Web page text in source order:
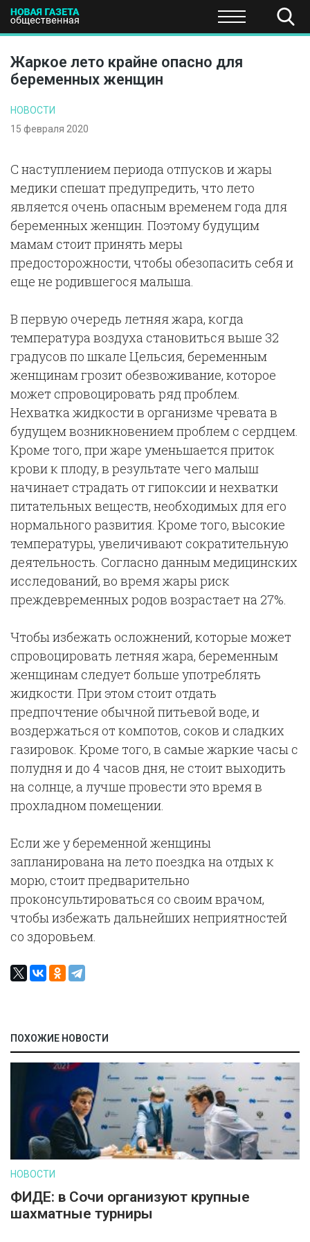
ПОЛИТИКА ЭКОНОМИКА НАУКА И
Жаркое лето крайне опасно для
беременных женщин
НОВОСТИ
15 февраля 2020
С наступлением периода отпусков и жары
медики спешат предупредить, что лето
является очень опасным временем года для
беременных женщин. Поэтому будущим
мамам стоит принять меры
предосторожности, чтобы обезопасить себя и
еще не родившегося малыша.
В первую очередь летняя жара, когда
температура воздуха становиться выше 32
градусов по шкале Цельсия, беременным
женщинам грозит обезвоживание, которое
может спровоцировать ряд проблем.
Нехватка жидкости в организме чревата в
будущем возникновением проблем с сердцем.
Кроме того, при жаре уменьшается приток
крови к плоду, в результате чего малыш
начинает страдать от гипоксии и нехватки
питательных веществ, необходимых для его
нормального развития. Кроме того, высокие
температуры, увеличивают сократительную
деятельность. Согласно данным медицинских
исследований, во время жары риск
преждевременных родов возрастает на 27%.
Чтобы избежать осложнений, которые может
спровоцировать летняя жара, беременным
женщинам следует больше употреблять
жидкости. При этом стоит отдать
предпочтение обычной питьевой воде, и
воздержаться от компотов, соков и сладких
газировок. Кроме того, в самые жаркие часы с
полудня и до 4 часов дня, не стоит выходить
на солнце, а лучше провести это время в
прохладном помещении.
Если же у беременной женщины
запланирована на лето поездка на отдых к
морю, стоит предварительно
проконсультироваться со своим врачом,
чтобы избежать дальнейших неприятностей
со здоровьем.
ПОХОЖИЕ НОВОСТИ
НОВОСТИ
ФИДЕ: в Сочи организуют крупные
шахматные турниры